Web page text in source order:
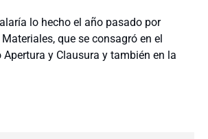
lo hecho el año pasado por
que se consagró en el
y Clausura y también en la